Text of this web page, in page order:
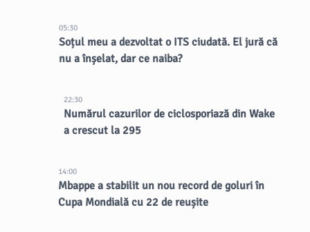
05:30
Soțul meu a dezvoltat o ITS ciudată. El jură că
nu a înșelat, dar ce naiba?
22:30
Numărul cazurilor de ciclosporiază din Wake
a crescut la 295
14:00
Mbappe a stabilit un nou record de goluri în
Cupa Mondială cu 22 de reușite